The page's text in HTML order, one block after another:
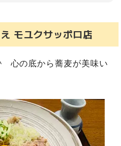
モユクサッポロ店
心の底から蕎麦が美味い